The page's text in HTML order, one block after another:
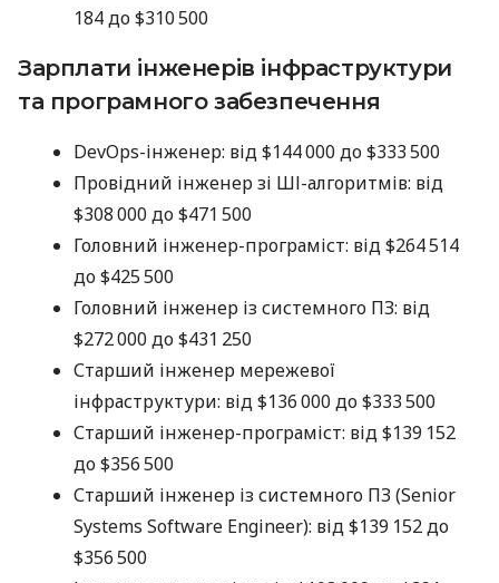
184 до $310 500
Зарплати інженерів інфраструктури
та програмного забезпечення
DevOps-інженер: від $144 000 до $333 500
Провідний інженер зі ШІ-алгоритмів: від
$308 000 до $471 500
Головний інженер-програміст: від $264 514
до $425 500
Головний інженер із системного ПЗ: від
$272 000 до $431 250
Старший інженер мережевої
інфраструктури: від $136 000 до $333 500
Старший інженер-програміст: від $139 152
до $356 500
Старший інженер із системного ПЗ (Senior
Systems Software Engineer): від $139 152 до
$356 500